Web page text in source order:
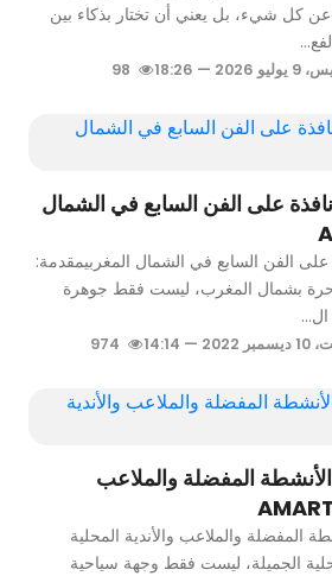
كل شيء، بل يعني أن تختار بذكاء بين
— 18:26
على الفن السابع في الشمال
الفن السابع في الشمال المغربيمقدمة:
بشمال المغرب، ليست فقط جوهرة
ال...
— 14:14
المفضلة والملاعب
المفضلة والملاعب والأندية المحلية
الجميلة، ليست فقط وجهة سياحية